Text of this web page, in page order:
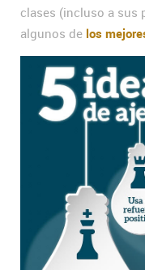
clases (incluso a sus
algunos de los